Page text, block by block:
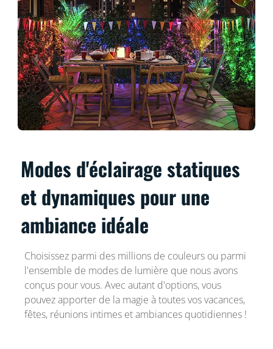
Modes d'éclairage statiques
et dynamiques pour une
ambiance idéale
Choisissez parmi des millions de couleurs ou parmi
l'ensemble de modes de lumière que nous avons
conçus pour vous. Avec autant d'options, vous
pouvez apporter de la magie à toutes vos vacances,
fêtes, réunions intimes et ambiances quotidiennes !